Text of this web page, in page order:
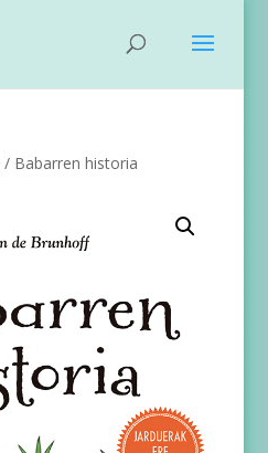
/ Babarren historia